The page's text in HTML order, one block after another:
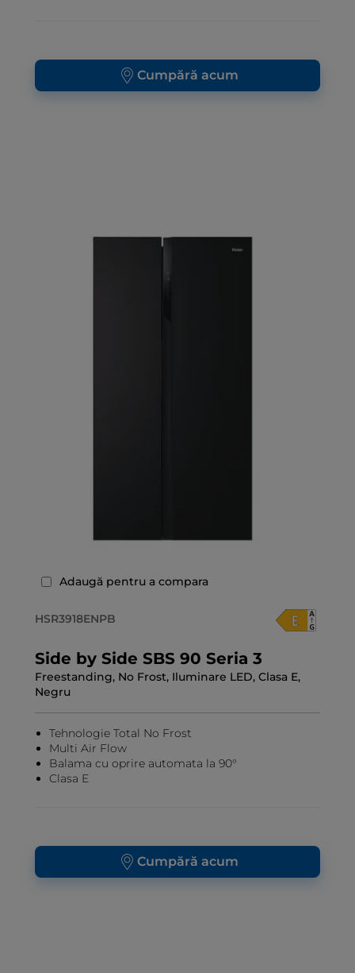
Cumpără acum
Adaugă pentru a compara
HSR3918ENPB
Side by Side SBS 90 Seria 3
Freestanding, No Frost, Iluminare LED, Clasa E,
Negru
Tehnologie Total No Frost
Multi Air Flow
Balama cu oprire automata la 90°
Clasa E
Cumpără acum